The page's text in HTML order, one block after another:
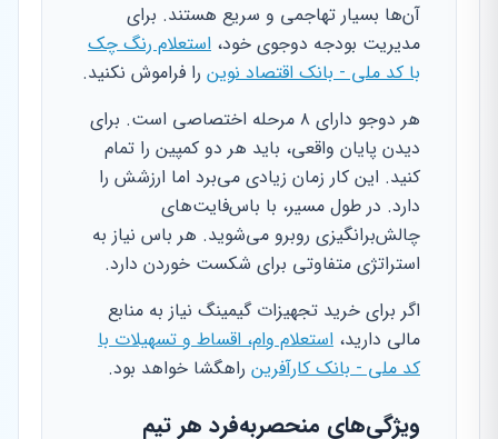
آن‌ها بسیار تهاجمی و سریع هستند. برای
مدیریت بودجه دوجوی خود، استعلام رنگ چک
با کد ملی - بانک اقتصاد نوین را فراموش نکنید.
هر دوجو دارای ۸ مرحله اختصاصی است. برای
دیدن پایان واقعی، باید هر دو کمپین را تمام
کنید. این کار زمان زیادی می‌برد اما ارزشش را
دارد. در طول مسیر، با باس‌فایت‌های
چالش‌برانگیزی روبرو می‌شوید. هر باس نیاز به
استراتژی متفاوتی برای شکست خوردن دارد.
اگر برای خرید تجهیزات گیمینگ نیاز به منابع
مالی دارید، استعلام وام، اقساط و تسهیلات با
کد ملی - بانک کارآفرین راهگشا خواهد بود.
ویژگی‌های منحصر‌به‌فرد هر تیم